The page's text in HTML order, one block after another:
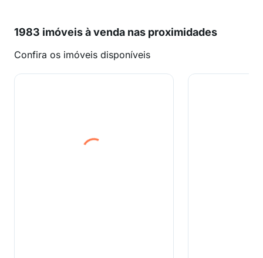
1983 imóveis à venda nas proximidades
Confira os imóveis disponíveis